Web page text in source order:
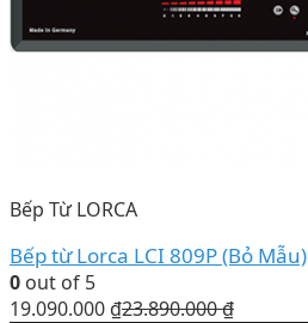
Bếp Từ LORCA
Bếp từ Lorca LCI 809P (Bỏ Mẫu)
0 out of 5
19.090.000 ₫23.890.000₫